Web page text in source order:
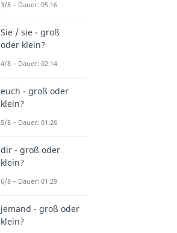
3/8 – Dauer: 05:16
Sie / sie - groß
oder klein?
4/8 – Dauer: 02:14
euch - groß oder
klein?
5/8 – Dauer: 01:26
dir - groß oder
klein?
6/8 – Dauer: 01:29
jemand - groß oder
klein?